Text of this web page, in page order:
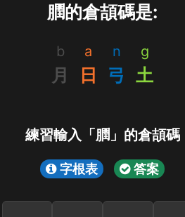
膶的倉頡碼是:
b
月
a
日
n
弓
g
土
練習輸入「膶」的倉頡碼
字根表 答案